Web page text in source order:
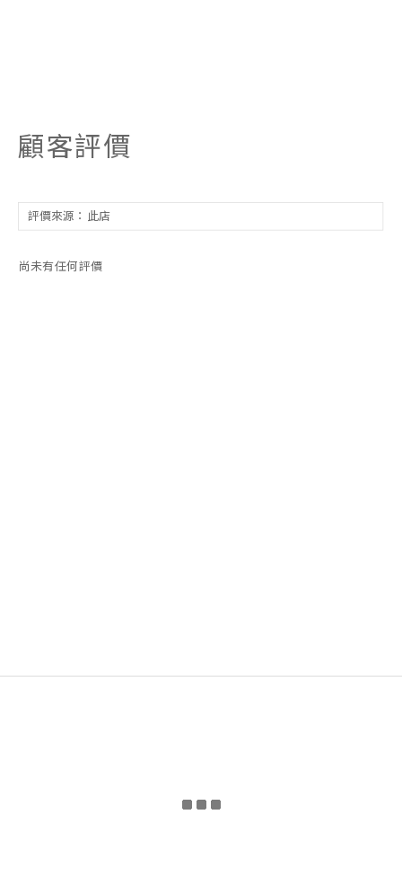
顧客評價
尚未有任何評價